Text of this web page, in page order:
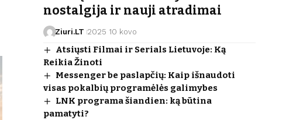
nostalgija ir nauji atradimai
Ziuri.LT 2025 10 kovo
Atsiųsti Filmai ir Serials Lietuvoje: Ką
Reikia Žinoti
Messenger be paslapčių: Kaip išnaudoti
visas pokalbių programėlės galimybes
LNK programa šiandien: ką būtina
pamatyti?